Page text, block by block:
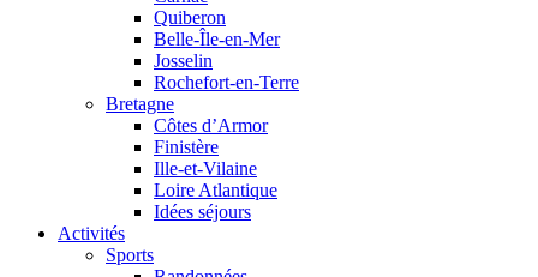
Quiberon
Belle-Île-en-Mer
Josselin
Rochefort-en-Terre
Bretagne
Côtes d’Armor
Finistère
Ille-et-Vilaine
Loire Atlantique
Idées séjours
Activités
Sports